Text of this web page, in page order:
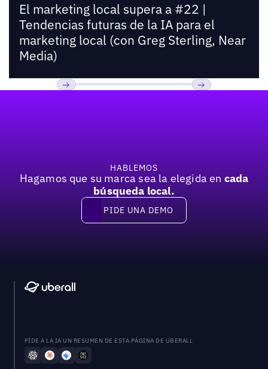
El marketing local supera a #22 |
Tendencias futuras de la IA para el
marketing local (con Greg Sterling, Near
Media)
HABLEMOS
Hagamos que su marca sea la elegida en cada
búsqueda local.
Pide una demo
PIDE UNA DEMO
PÍDE A LA IA UN RESUMEN DE ESTA PÁGINA DE UBERALL